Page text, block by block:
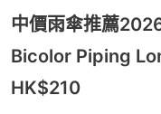
中價雨傘推薦
Bicolor Piping
HK$210